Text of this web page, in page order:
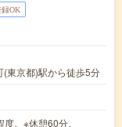
録OK
東京都)駅から徒歩5分
。※休憩60分。